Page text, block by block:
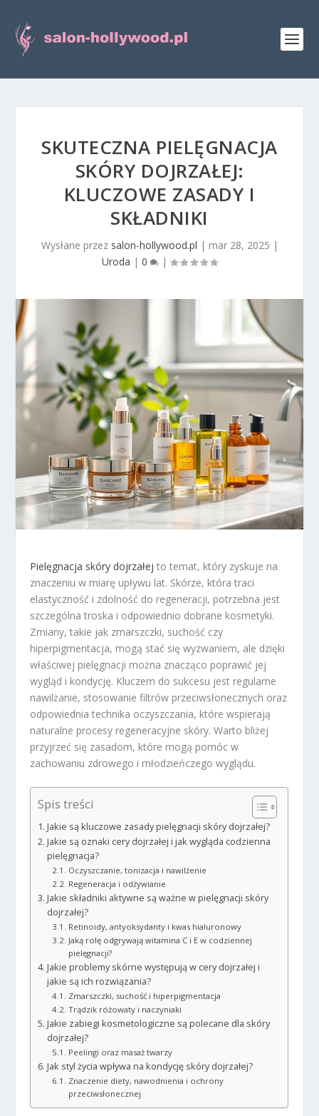
SKUTECZNA PIELĘGNACJA
SKÓRY DOJRZAŁEJ:
KLUCZOWE ZASADY I
SKŁADNIKI
Wysłane przez salon-hollywood.pl | mar 28, 2025 |
Uroda | 0 |
Pielęgnacja skóry dojrzałej to temat, który zyskuje na
znaczeniu w miarę upływu lat. Skórze, która traci
elastyczność i zdolność do regeneracji, potrzebna jest
szczególna troska i odpowiednio dobrane kosmetyki.
Zmiany, takie jak zmarszczki, suchość czy
hiperpigmentacja, mogą stać się wyzwaniem, ale dzięki
właściwej pielęgnacji można znacząco poprawić jej
wygląd i kondycję. Kluczem do sukcesu jest regularne
nawilżanie, stosowanie filtrów przeciwsłonecznych oraz
odpowiednia technika oczyszczania, które wspierają
naturalne procesy regeneracyjne skóry. Warto bliżej
przyjrzeć się zasadom, które mogą pomóc w
zachowaniu zdrowego i młodzieńczego wyglądu.
Spis treści
Jakie są kluczowe zasady pielęgnacji skóry dojrzałej?
Jakie są oznaki cery dojrzałej i jak wygląda codzienna
pielęgnacja?
Oczyszczanie, tonizacja i nawilżenie
Regeneracja i odżywianie
Jakie składniki aktywne są ważne w pielęgnacji skóry
dojrzałej?
Retinoidy, antyoksydanty i kwas hialuronowy
Jaką rolę odgrywają witamina C i E w codziennej
pielęgnacji?
Jakie problemy skórne występują w cery dojrzałej i
jakie są ich rozwiązania?
Zmarszczki, suchość i hiperpigmentacja
Trądzik różowaty i naczyniaki
Jakie zabiegi kosmetologiczne są polecane dla skóry
dojrzałej?
Peelingi oraz masaż twarzy
Jak styl życia wpływa na kondycję skóry dojrzałej?
Znaczenie diety, nawodnienia i ochrony
przeciwsłonecznej